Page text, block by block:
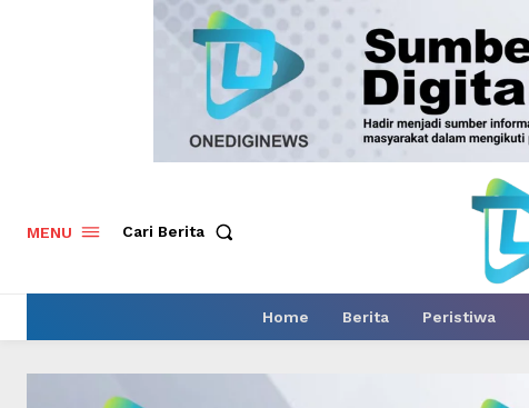
MENU Cari Berita
Home Berita Peristiwa